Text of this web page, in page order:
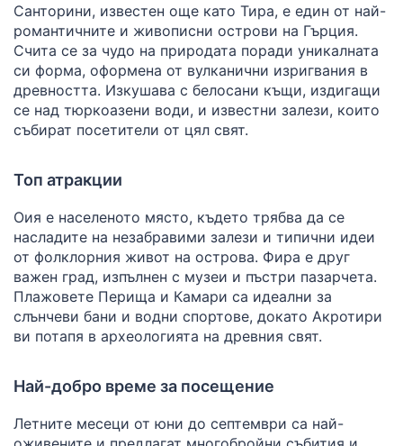
Санторини, известен още като Тира, е един от най-
романтичните и живописни острови на Гърция.
Счита се за чудо на природата поради уникалната
си форма, оформена от вулканични изригвания в
древността. Изкушава с белосани къщи, издигащи
се над тюркоазени води, и известни залези, които
събират посетители от цял свят.
Топ атракции
Оия е населеното място, където трябва да се
насладите на незабравими залези и типични идеи
от фолклорния живот на острова. Фира е друг
важен град, изпълнен с музеи и пъстри пазарчета.
Плажовете Перища и Камари са идеални за
слънчеви бани и водни спортове, докато Акротири
ви потапя в археологията на древния свят.
Най-добро време за посещение
Летните месеци от юни до септември са най-